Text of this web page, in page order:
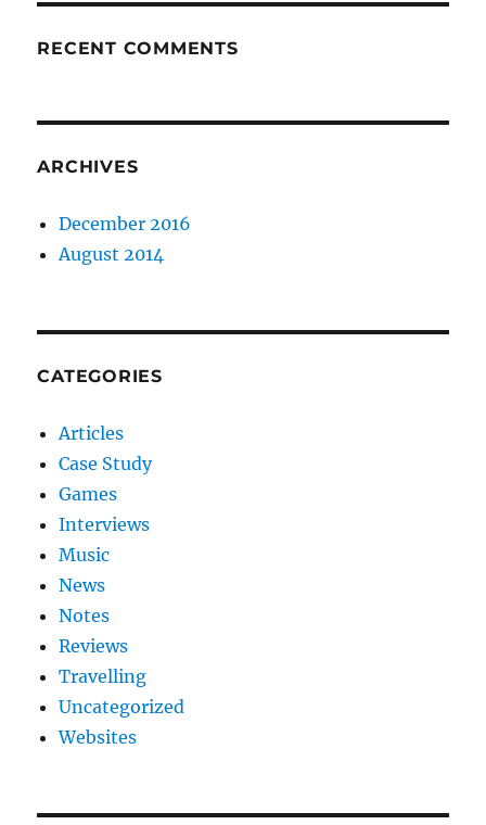
RECENT COMMENTS
ARCHIVES
December 2016
August 2014
CATEGORIES
Articles
Case Study
Games
Interviews
Music
News
Notes
Reviews
Travelling
Uncategorized
Websites